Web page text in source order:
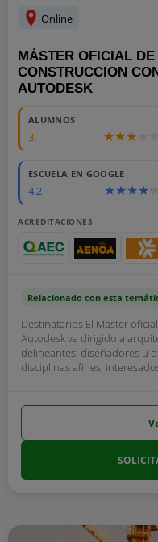
Online
MÁSTER OFICIAL
CONSTRUCCION
AUTODESK
ALUMNOS
3
ESCUELA EN GOOGLE
4.2
ACREDITACIONES
Relacionado con esta
Destinatarios El Master
Autodesk va dirigido a
delineantes, diseñadores u
disciplinas afines,